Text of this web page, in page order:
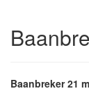
Baanbreker 21